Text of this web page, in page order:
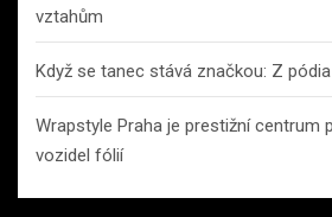
vztahům
Když se tanec stává značkou: Z
Wrapstyle Praha je prestižní centrum
vozidel fólií